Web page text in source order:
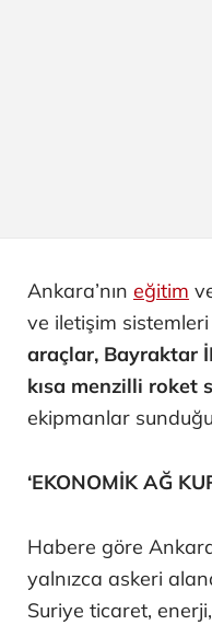
Ankara’nın eğitim
ve iletişim sistemleri
araçlar, Bayraktar
kısa menzilli roket
ekipmanlar sunduğu
‘EKONOMİK AĞ
Habere göre
yalnızca askeri
Suriye ticaret, enerji,